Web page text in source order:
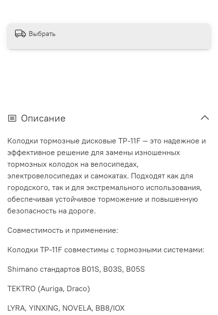
Выбрать
Описание
Колодки тормозные дисковые TP-11F — это надежное и
эффективное решение для замены изношенных
тормозных колодок на велосипедах,
электровелосипедах и самокатах. Подходят как для
городского, так и для экстремального использования,
обеспечивая устойчивое торможение и повышенную
безопасность на дороге.
Совместимость и применение:
Колодки TP-11F совместимы с тормозными системами:
Shimano стандартов B01S, B03S, B05S
TEKTRO (Auriga, Draco)
LYRA, YINXING, NOVELA, BB8/IOX